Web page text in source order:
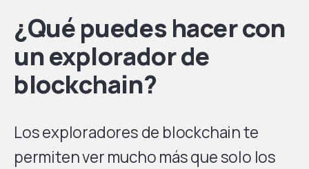
¿Qué puedes hacer con
un explorador de
blockchain?
Los exploradores de blockchain te
permiten ver mucho más que solo los